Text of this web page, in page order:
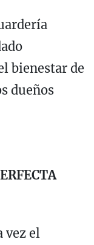
bienestar de
dueños
vez el